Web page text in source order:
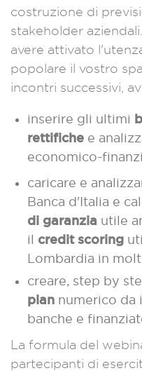
costruzione di
stakeholder
avere attivato
popolare il vostro
incontri successivi,
inserire gli ultimi
rettifiche e
economico-
caricare e
Banca d'Italia e
di garanzia utile
il credit scoring
Lombardia in
creare, step by
plan numerico da
banche e
La formula del
partecipanti di